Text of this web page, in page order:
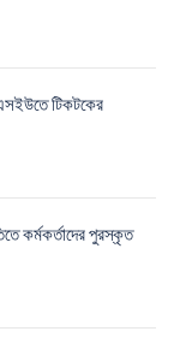
টিকটকের
কর্মকর্তাদের পুরস্কৃত